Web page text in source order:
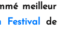
meilleur
de